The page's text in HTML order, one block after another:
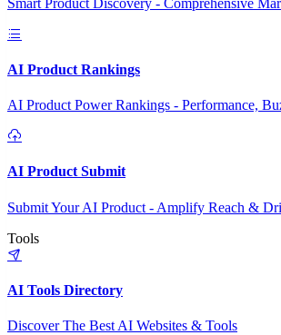
AI Product Rankings
AI Product Power Rankings - Performance,
AI Product Submit
Submit Your AI Product - Amplify Reach &
Tools
AI Tools Directory
Discover The Best AI Websites & Tools